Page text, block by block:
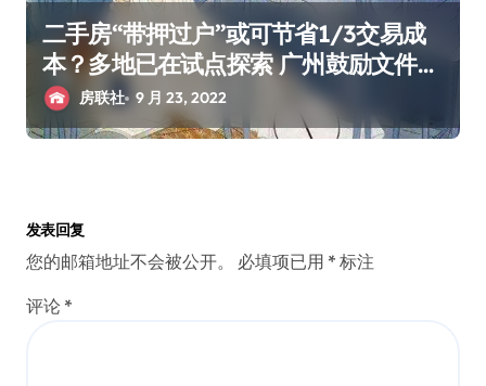
二手房“带押过户”或可节省1/3交易成
本？多地已在试点探索 广州鼓励文件也
来了房联社 9 月 23, 2022
发表回复
您的邮箱地址不会被公开。 必填项已用 * 标注
评论 *